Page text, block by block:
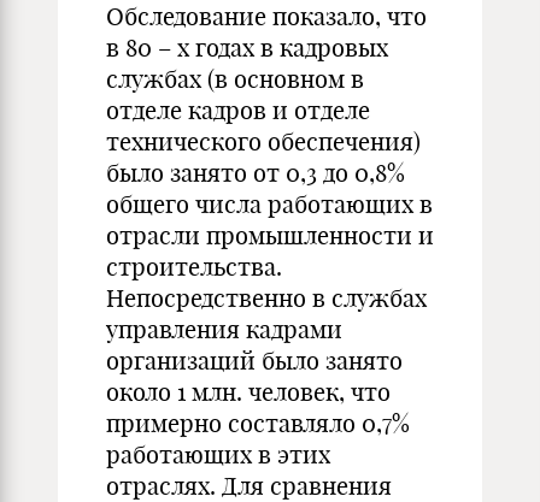
Обследование показало, что
в 80 – х годах в кадровых
службах (в основном в
отделе кадров и отделе
технического обеспечения)
было занято от 0,3 до 0,8%
общего числа работающих в
отрасли промышленности и
строительства.
Непосредственно в службах
управления кадрами
организаций было занято
около 1 млн. человек, что
примерно составляло 0,7%
работающих в этих
отраслях. Для сравнения